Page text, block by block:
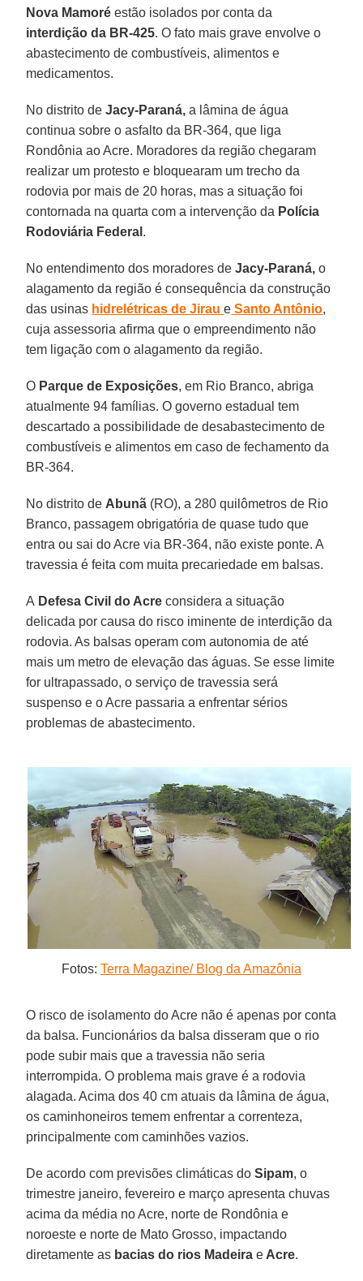
Nova Mamoré estão isolados por conta da
interdição da BR-425. O fato mais grave envolve o
abastecimento de combustíveis, alimentos e
medicamentos.
No distrito deJacy-Paraná, a lâmina de água
continua sobre o asfalto da BR-364, que liga
Rondônia ao Acre. Moradores da região chegaram
realizar um protesto e bloquearam um trecho da
rodovia por mais de 20 horas, mas a situação foi
contornada na quarta com a intervenção da Polícia
Rodoviária Federal .
No entendimento dos moradores deJacy-Paraná, o
alagamento da região é consequência da construção
das usinas hidrelétricas de Jiraue Santo Antônio,
cuja assessoria afirma que o empreendimento não
tem ligação com o alagamento da região.
O Parque de Exposições, em Rio Branco, abriga
atualmente 94 famílias. O governo estadual tem
descartado a possibilidade de desabastecimento de
combustíveis e alimentos em caso de fechamento da
BR-364.
No distrito de Abunã (RO), a 280 quilômetros de Rio
Branco, passagem obrigatória de quase tudo que
entra ou sai do Acre via BR-364, não existe ponte. A
travessia é feita com muita precariedade em balsas.
A Defesa Civil do Acre considera a situação
delicada por causa do risco iminente de interdição da
rodovia. As balsas operam com autonomia de até
mais um metro de elevação das águas. Se esse limite
for ultrapassado, o serviço de travessia será
suspenso e o Acre passaria a enfrentar sérios
problemas de abastecimento.
Fotos: Terra Magazine/ Blog da Amazônia
O risco de isolamento do Acre não é apenas por conta
da balsa. Funcionários da balsa disseram que o rio
pode subir mais que a travessia não seria
interrompida. O problema mais grave é a rodovia
alagada. Acima dos 40 cm atuais da lâmina de água,
os caminhoneiros temem enfrentar a correnteza,
principalmente com caminhões vazios.
De acordo com previsões climáticas doSipam, o
trimestre janeiro, fevereiro e março apresenta chuvas
acima da média no Acre, norte de Rondônia e
noroeste e norte de Mato Grosso, impactando
diretamente as bacias do rios Madeirae Acre.